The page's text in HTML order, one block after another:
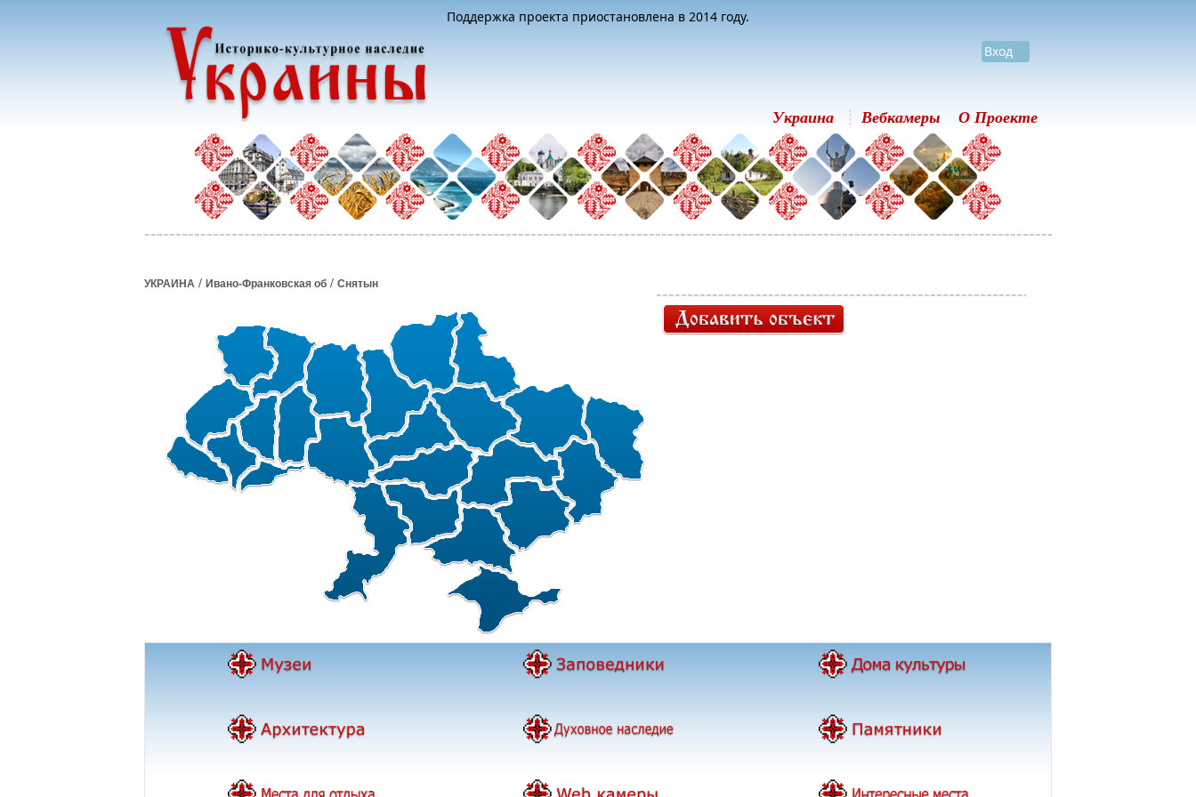
Поддержка проекта приостановлена в 2014 году.
Вход
Украина Вебкамеры О Проекте
УКРАИНА / Ивано-Франковская об / Снятын